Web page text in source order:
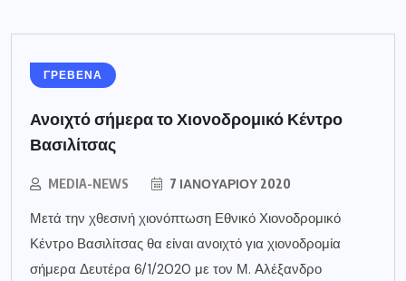
ΓΡΕΒΕΝΑ
Ανοιχτό σήμερα το Χιονοδρομικό Κέντρο
Βασιλίτσας
MEDIA-NEWS 7 ΙΑΝΟΥΑΡΊΟΥ 2020
Μετά την χθεσινή χιονόπτωση Εθνικό Χιονοδρομικό
Κέντρο Βασιλίτσας θα είναι ανοιχτό για χιονοδρομία
σήμερα Δευτέρα 6/1/2020 με τον Μ. Αλέξανδρο